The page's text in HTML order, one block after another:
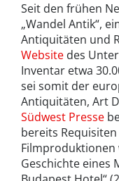
Seit den frühen
„Wandel Antik“,
Antiquitäten und
Website des
Inventar etwa
sei somit der
Antiquitäten, Art
Südwest Presse
bereits
Filmproduktionen
Geschichte eines